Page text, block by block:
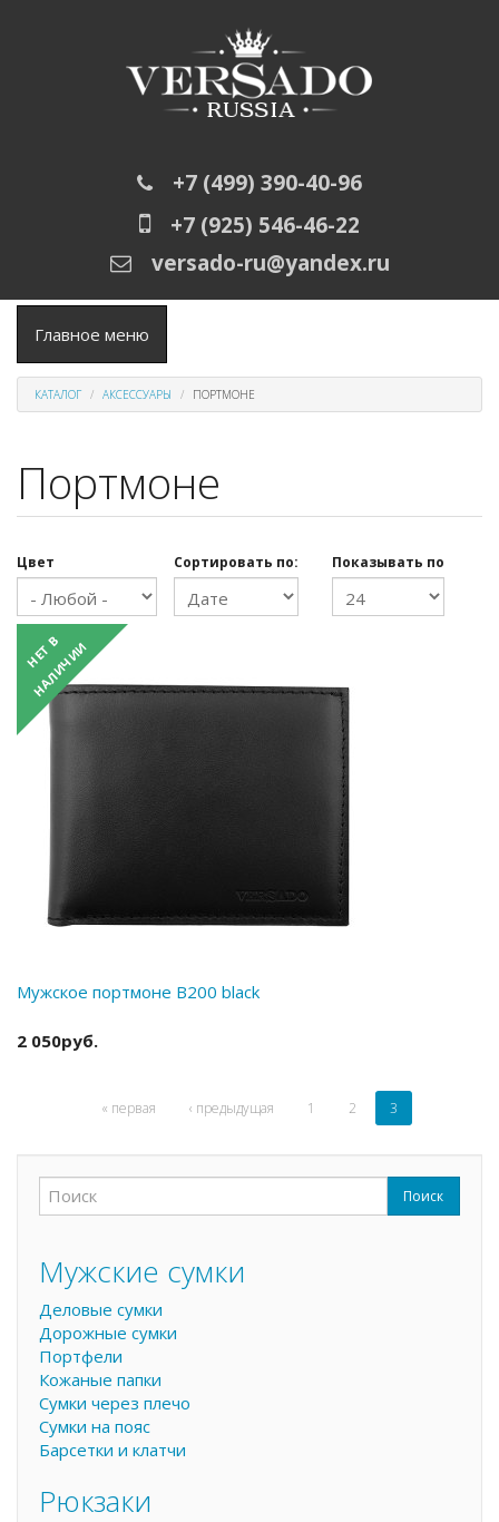
+7 (499) 390-40-96
+7 (925) 546-46-22
versado-ru@yandex.ru
Главное меню
КАТАЛОГ АКСЕССУАРЫ ПОРТМОНЕ
Портмоне
Цвет Сортировать по: Показывать по
Мужское портмоне B200 black
2 050руб.
« первая ‹ предыдущая 1 2 3
Форма поиска Поиск
Мужские сумки
Деловые сумки
Дорожные сумки
Портфели
Кожаные папки
Сумки через плечо
Сумки на пояс
Барсетки и клатчи
Рюкзаки